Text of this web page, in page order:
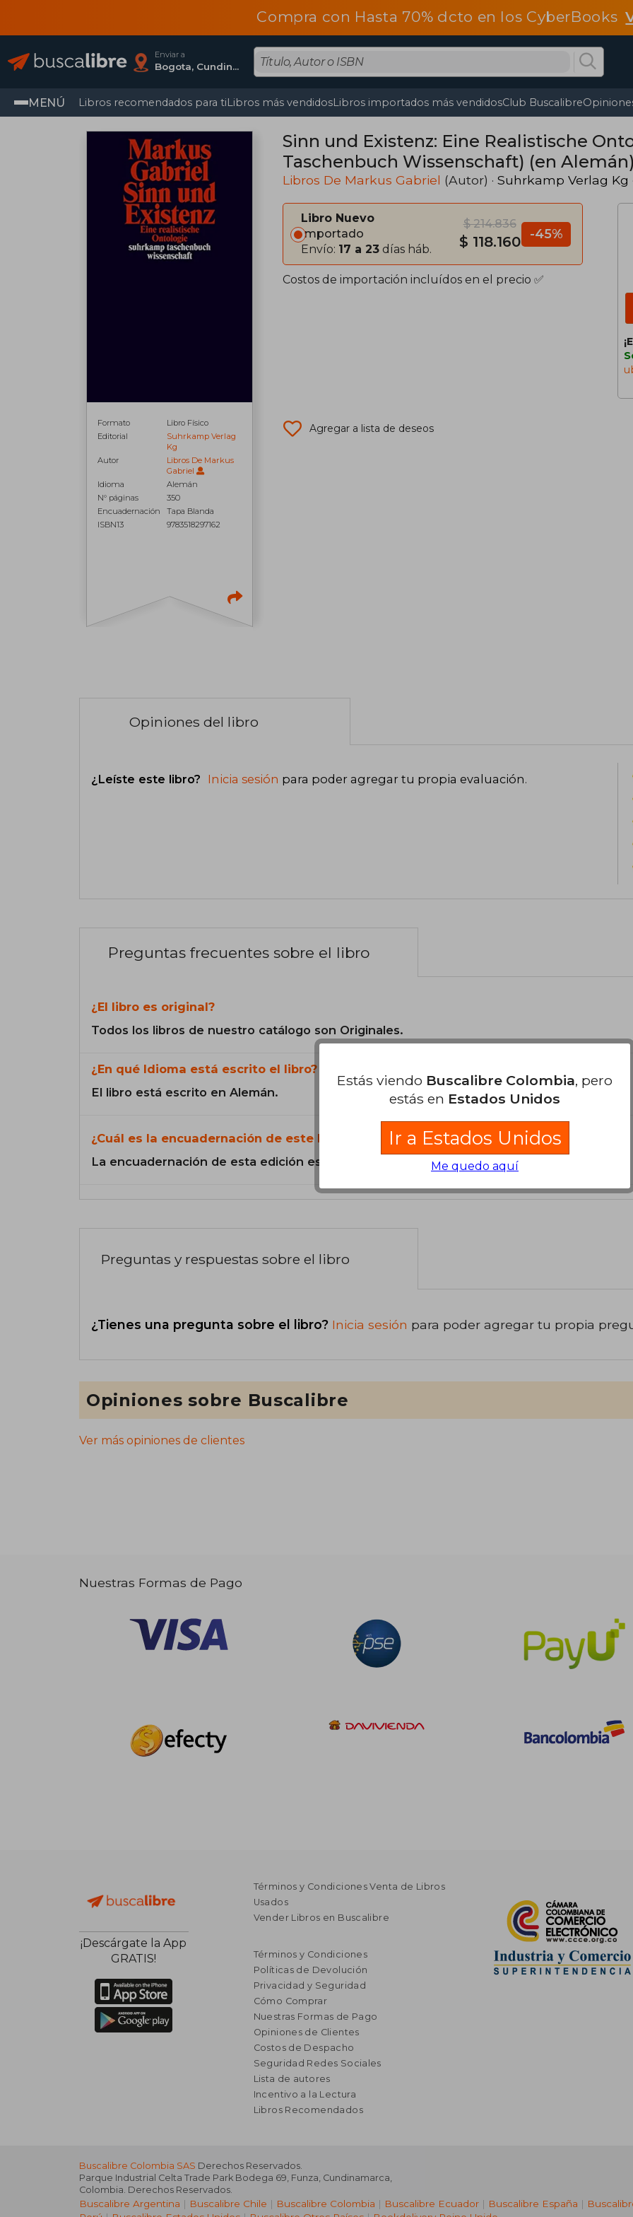
Compra con Hasta 70% dcto en los CyberBooks
Enviar a
Bogota, Cundinamarca
MENÚ Libros recomendados para tiLibros más vendidosLibros importados más vendidosClub Buscalibre
Formato
Libro Físico
Editorial
Suhrkamp Verlag
Kg
Autor
Libros De Markus
Gabriel
Idioma
Alemán
N° páginas
350
Encuadernación
Tapa Blanda
ISBN13
9783518297162
Sinn und Existenz: Eine Realistische
Taschenbuch Wissenschaft) (en Alemán)
Libros De Markus Gabriel (Autor) · Suhrkamp Verlag Kg
Libro Nuevo
Importado
Envío: 17 a 23 días háb.
$ 214.836
$ 118.160 -45%
Costos de importación incluídos en el precio ✅
Agregar a lista de deseos
Opiniones del libro
¿Leíste este libro? Inicia sesión para poder agregar tu propia evaluación.
Preguntas frecuentes sobre el libro
¿El libro es original?
Todos los libros de nuestro catálogo son Originales.
¿En qué Idioma está escrito el libro?
El libro está escrito en Alemán.
¿Cuál es la encuadernación de este libro?
La encuadernación de esta edición es Tapa Blanda.
Preguntas y respuestas sobre el libro
¿Tienes una pregunta sobre el libro? Inicia sesión para poder agregar tu propia
Opiniones sobre Buscalibre
Ver más opiniones de clientes
Nuestras Formas de Pago
¡Descárgate la App
GRATIS!
Términos y Condiciones Venta de Libros
Usados
Vender Libros en Buscalibre
Términos y Condiciones
Políticas de Devolución
Privacidad y Seguridad
Cómo Comprar
Nuestras Formas de Pago
Opiniones de Clientes
Costos de Despacho
Seguridad Redes Sociales
Lista de autores
Incentivo a la Lectura
Libros Recomendados
Buscalibre Colombia SAS Derechos Reservados.
Parque Industrial Celta Trade Park Bodega 69 Funza Cundinamarca
Colombia . Derechos Reservados.
Buscalibre Argentina | Buscalibre Chile | Buscalibre Colombia | Buscalibre Ecuador | Buscalibre España |
Estás viendo Buscalibre Colombia, pero
estás en Estados Unidos
Ir a Estados Unidos
Me quedo aquí